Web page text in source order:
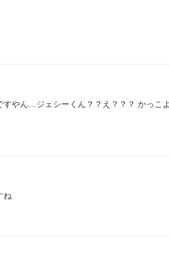
やん…ジェシーくん？？え？？？ かっこよ
ね